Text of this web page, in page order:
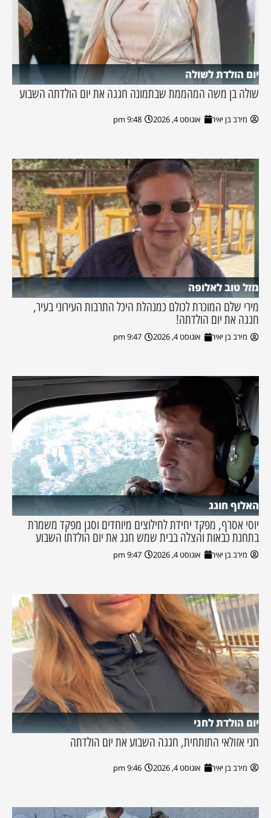
יום הולדת לשולה
שולה בן משה המהממת שבתמונה חגגה את יום הולדתה השבוע
מירב בן יאיר אוגוסט 4, 2026 9:48 pm
מזל טוב לאלופה
מירי שלם המוכרת לכולם כמנהלת היכל התרבות העירוני בעיר,
חגגה את יום הולדתה!
מירב בן יאיר אוגוסט 4, 2026 9:47 pm
האלוף חוגג
יוסי אסרף, מפקד יחידת לחילוצים מיוחדים וסגן מפקד משמרת
בתחנת כבאות והצלה בבית שמש חגג את יום הולדתו השבוע
מירב בן יאיר אוגוסט 4, 2026 9:47 pm
יום הולדת לחני
חני אזולאי התותחית, חגגה השבוע את יום הולדתה
מירב בן יאיר אוגוסט 4, 2026 9:46 pm